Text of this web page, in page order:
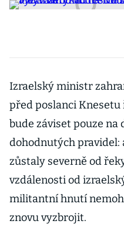
Izraelský ministr
před poslanci
bude záviset pouze na
dohodnutých pravidel:
zůstaly severně od
vzdálenosti od
militantní hnutí
znovu vyzbrojit.